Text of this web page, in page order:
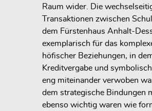
Raum wider. Die
Transaktionen zwischen
dem Fürstenhaus Anhalt-
exemplarisch für das
höfischer Beziehungen, in
Kreditvergabe und
eng miteinander verwoben
dem strategische Bindungen
ebenso wichtig waren wie